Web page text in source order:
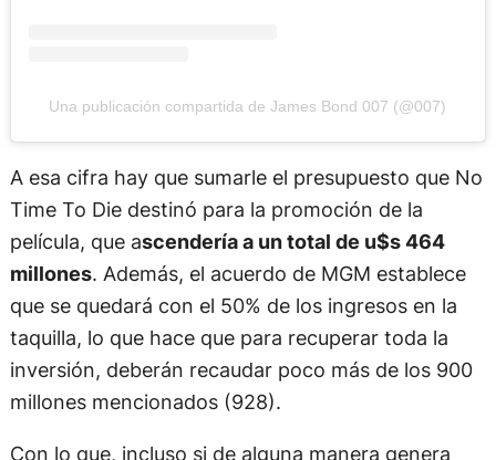
Una publicación compartida de James Bond 007 (@007)
A esa cifra hay que sumarle el presupuesto que No
Time To Die destinó para la promoción de la
película, que ascendería a un total de u$s 464
millones. Además, el acuerdo de MGM establece
que se quedará con el 50% de los ingresos en la
taquilla, lo que hace que para recuperar toda la
inversión, deberán recaudar poco más de los 900
millones mencionados (928).
Con lo que, incluso si de alguna manera genera